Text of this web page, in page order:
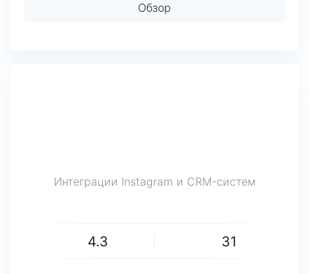
Обзор
Интеграции Instagram и CRM-систем
4.3 31